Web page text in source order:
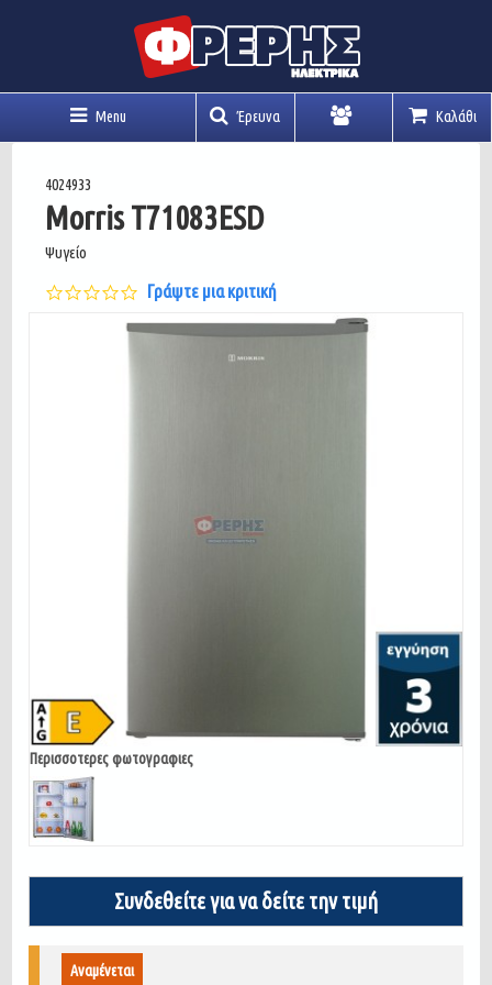
Menu Έρευνα Καλάθι
4024933
Morris T71083ESD
Ψυγείο
0.0
star
rating
Γράψτε μια κριτική
Περισσοτερες φωτογραφιες
Συνδεθείτε για να δείτε την τιμή
Αναμένεται